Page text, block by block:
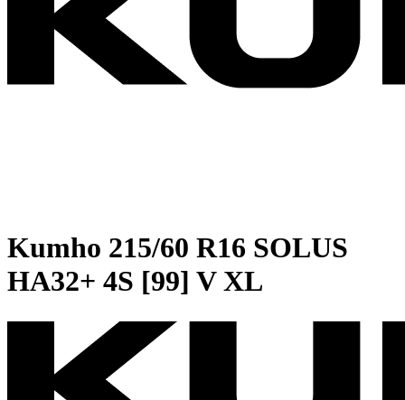
Kumho 215/60 R16 SOLUS
HA32+ 4S [99] V XL